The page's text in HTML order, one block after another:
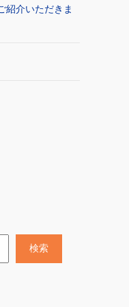
紹介いただきま
検索